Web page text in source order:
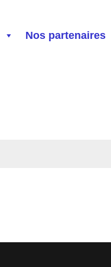
Nos partenaires